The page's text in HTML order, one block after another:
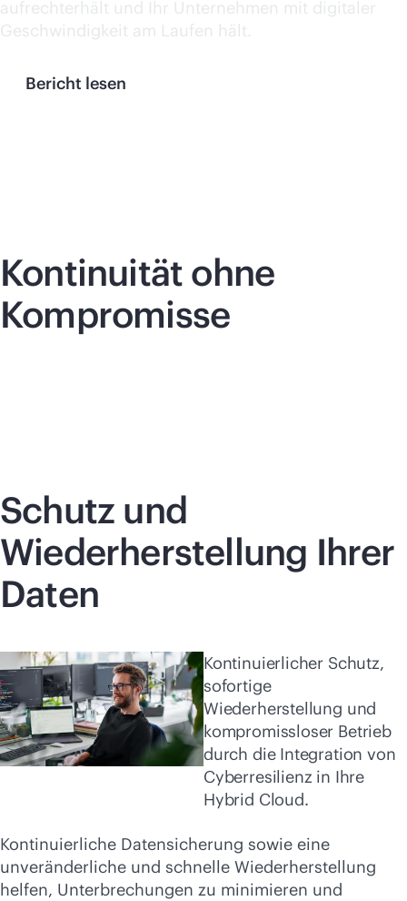
aufrechterhält und Ihr Unternehmen mit digitaler
Geschwindigkeit am Laufen hält.
Bericht lesen
Kontinuität ohne
Kompromisse
Schutz und
Wiederherstellung Ihrer
Daten
Kontinuierlicher Schutz,
sofortige
Wiederherstellung und
kompromissloser Betrieb
durch die Integration von
Cyberresilienz in Ihre
Hybrid Cloud.
Kontinuierliche Datensicherung sowie eine
unveränderliche und schnelle Wiederherstellung
helfen, Unterbrechungen zu minimieren und